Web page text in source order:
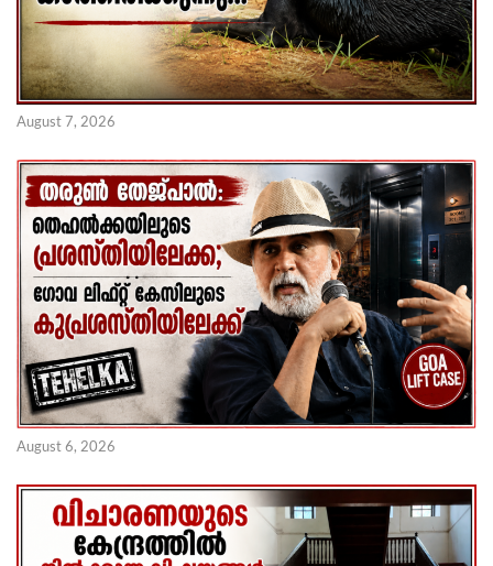
August 7, 2026
August 6, 2026